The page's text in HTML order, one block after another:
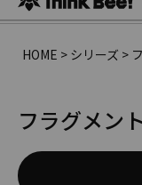
HOME シリーズ
フラグメン